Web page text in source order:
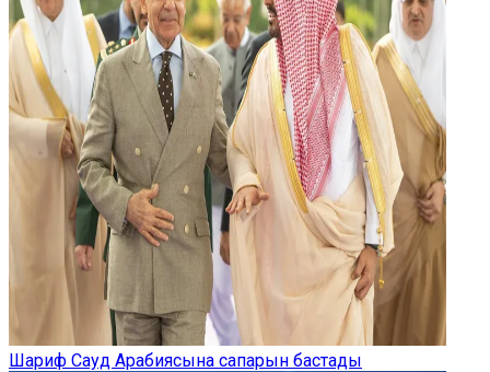
Шариф Сауд Арабиясына сапарын бастады